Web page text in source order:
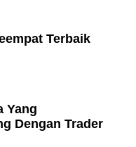
Terbaik
Yang
Dengan Trader